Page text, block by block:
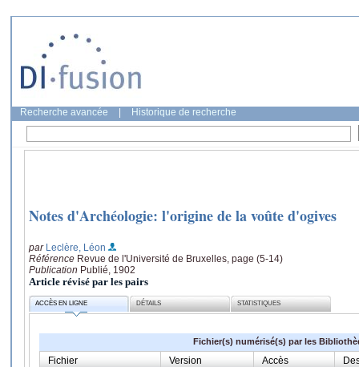
Recherche avancée Historique de recherche
Notes d'Archéologie: l'origine de la voûte d'ogives
par Leclère, Léon
Référence Revue de l'Université de Bruxelles, page (5-14)
Publication Publié, 1902
Article révisé par les pairs
ACCÈS EN LIGNE DÉTAILS STATISTIQUES
Fichier(s) numérisé(s) par les
Fichier Version Accès